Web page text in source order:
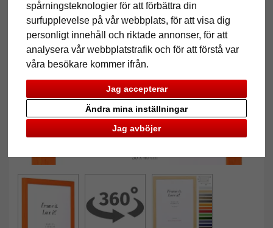
spårningsteknologier för att förbättra din
surfupplevelse på vår webbplats, för att visa dig
personligt innehåll och riktade annonser, för att
analysera vår webbplatstrafik och för att förstå var
våra besökare kommer ifrån.
Jag accepterar
Jag avböjer
Ändra mina inställningar
Tillbaka